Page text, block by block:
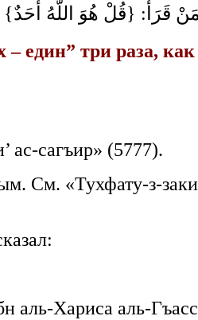
قَرَأَ: {قُلْ هُوَ اللَّهُ أَحَدٌ}
един” три раза,
сагъир» (5777).
См. «Тухфату-з-
аль-Хариса аль-